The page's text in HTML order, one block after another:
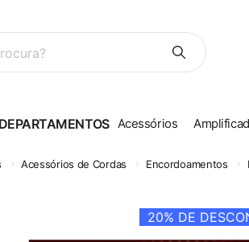
DEPARTAMENTOS Acessórios
Acessórios de Cordas Encordoamentos
20% DE